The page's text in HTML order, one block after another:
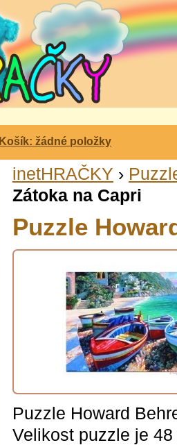
Košík: žádné položky
inetHRAČKY ›
Zátoka na Capri
Puzzle
Puzzle Howard
Velikost puzzle je